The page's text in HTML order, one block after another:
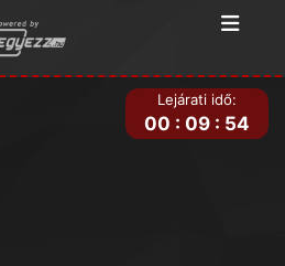
Lejárati idő:
00 : 09 : 54